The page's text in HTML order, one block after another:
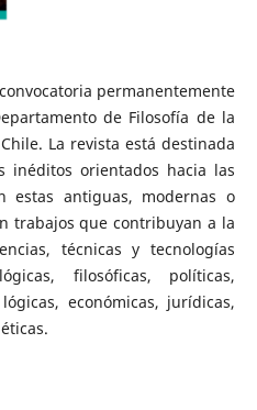
permanentemente
de Filosofía de la
La revista está destinada
orientados hacia las
estas antiguas, modernas o
trabajos que contribuyan a la
técnicas y tecnologías
filosóficas, políticas,
económicas, jurídicas,